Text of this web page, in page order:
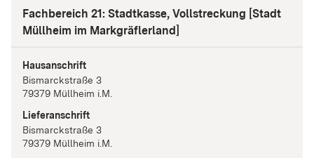
Fachbereich 21: Stadtkasse, Vollstreckung [Stadt
Müllheim im Markgräflerland]
Hausanschrift
Bismarckstraße 3
79379 Müllheim i.M.
Lieferanschrift
Bismarckstraße 3
79379 Müllheim i.M.